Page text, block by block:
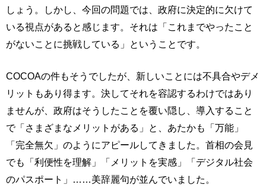
しょう。しかし、今回の問題では、政府に決定的に欠けて
いる視点があると感じます。それは「これまでやったこと
がないことに挑戦している」ということです。
COCOAの件もそうでしたが、新しいことには不具合やデメ
リットもあり得ます。決してそれを容認するわけではあり
ませんが、政府はそうしたことを覆い隠し、導入すること
で「さまざまなメリットがある」と、あたかも「万能」
「完全無欠」のようにアピールしてきました。首相の会見
でも「利便性を理解」「メリットを実感」「デジタル社会
のパスポート」……美辞麗句が並んでいました。